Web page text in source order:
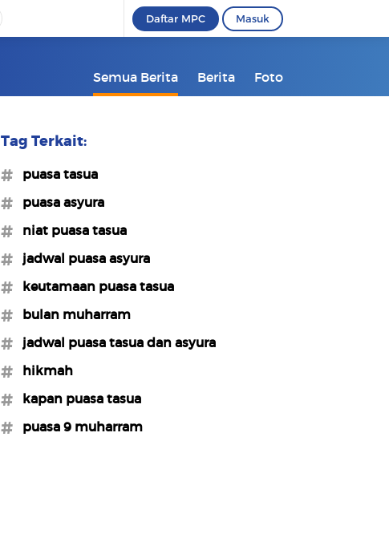
Daftar MPC Masuk
Semua Berita Berita Foto
Tag Terkait:
#puasa tasua
#puasa asyura
#niat puasa tasua
#jadwal puasa asyura
#keutamaan puasa tasua
#bulan muharram
#jadwal puasa tasua dan asyura
#hikmah
#kapan puasa tasua
#puasa 9 muharram